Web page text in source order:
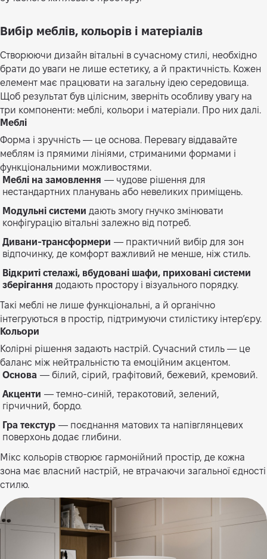
Вибір меблів, кольорів і матеріалів
Створюючи дизайн вітальні в сучасному стилі, необхідно
брати до уваги не лише естетику, а й практичність. Кожен
елемент має працювати на загальну ідею середовища.
Щоб результат був цілісним, зверніть особливу увагу на
три компоненти: меблі, кольори і матеріали. Про них далі.
Меблі
Форма і зручність — це основа. Перевагу віддавайте
меблям із прямими лініями, стриманими формами і
функціональними можливостями.
Меблі на замовлення — чудове рішення для
нестандартних планувань або невеликих приміщень.
Модульні системи дають змогу гнучко змінювати
конфігурацію вітальні залежно від потреб.
Дивани-трансформери — практичний вибір для зон
відпочинку, де комфорт важливий не менше, ніж стиль.
Відкриті стелажі, вбудовані шафи, приховані системи
зберігання додають простору і візуального порядку.
Такі меблі не лише функціональні, а й органічно
інтегруються в простір, підтримуючи стилістику інтер’єру.
Кольори
Колірні рішення задають настрій. Сучасний стиль — це
баланс між нейтральністю та емоційним акцентом.
Основа — білий, сірий, графітовий, бежевий, кремовий.
Акценти — темно-синій, теракотовий, зелений,
гірчичний, бордо.
Гра текстур — поєднання матових та напівглянцевих
поверхонь додає глибини.
Мікс кольорів створює гармонійний простір, де кожна
зона має власний настрій, не втрачаючи загальної єдності
стилю.